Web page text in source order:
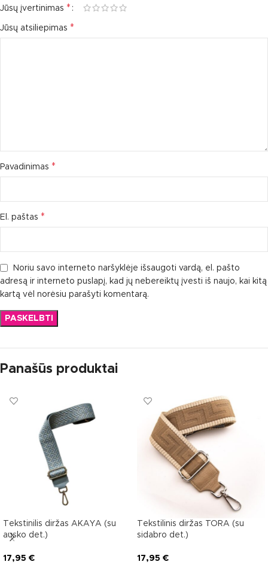
Jūsų įvertinimas *
Jūsų atsiliepimas *
Pavadinimas *
El. paštas *
Noriu savo interneto naršyklėje išsaugoti vardą, el. pašto
adresą ir interneto puslapį, kad jų nebereiktų įvesti iš naujo, kai kitą
kartą vėl norėsiu parašyti komentarą.
Panašūs produktai
Tekstinilis diržas AKAYA (su
ausko det.)
17,95 €
Tekstilinis diržas TORA (su
sidabro det.)
17,95 €